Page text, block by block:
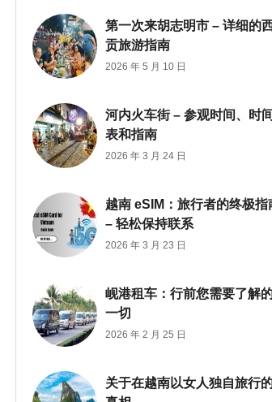
第一次来胡志明市 – 详细的
贡旅游指南
2026 年 5 月 10 日
河内火车街 – 参观时间、时间
表和指南
2026 年 3 月 24 日
越南 eSIM：旅行者的终极指
– 轻松保持联系
2026 年 3 月 23 日
岘港租车：行前您需要了解
一切
2026 年 2 月 25 日
关于在越南以女人独自旅行